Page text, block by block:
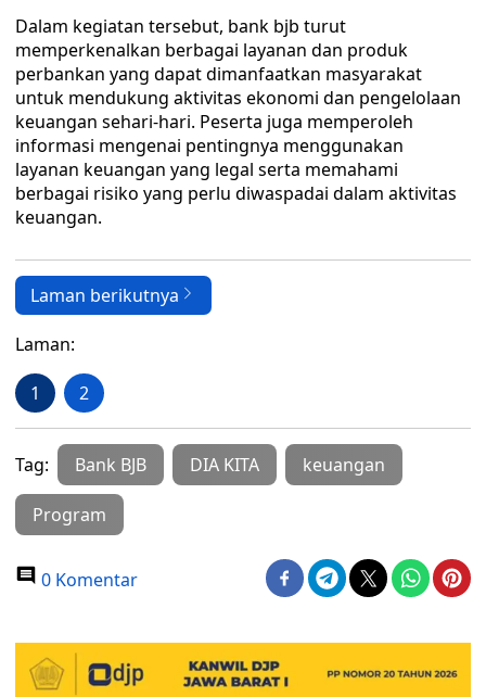
Dalam kegiatan tersebut, bank bjb turut
memperkenalkan berbagai layanan dan produk
perbankan yang dapat dimanfaatkan masyarakat
untuk mendukung aktivitas ekonomi dan pengelolaan
keuangan sehari-hari. Peserta juga memperoleh
informasi mengenai pentingnya menggunakan
layanan keuangan yang legal serta memahami
berbagai risiko yang perlu diwaspadai dalam aktivitas
keuangan.
Laman berikutnya
Laman:
1 2
Tag: Bank BJB DIA KITA keuangan
Program
0 Komentar